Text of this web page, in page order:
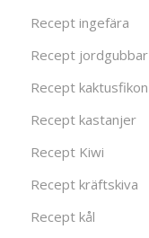
Recept ingefära
Recept jordgubbar
Recept kaktusfikon
Recept kastanjer
Recept Kiwi
Recept kräftskiva
Recept kål